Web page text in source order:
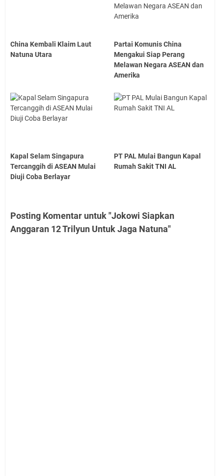
China Kembali Klaim Laut
Natuna Utara
Partai Komunis China
Mengakui Siap Perang
Melawan Negara ASEAN dan
Amerika
Kapal Selam Singapura
Tercanggih di ASEAN Mulai
Diuji Coba Berlayar
PT PAL Mulai Bangun Kapal
Rumah Sakit TNI AL
Posting Komentar untuk "Jokowi Siapkan
Anggaran 12 Trilyun Untuk Jaga Natuna"